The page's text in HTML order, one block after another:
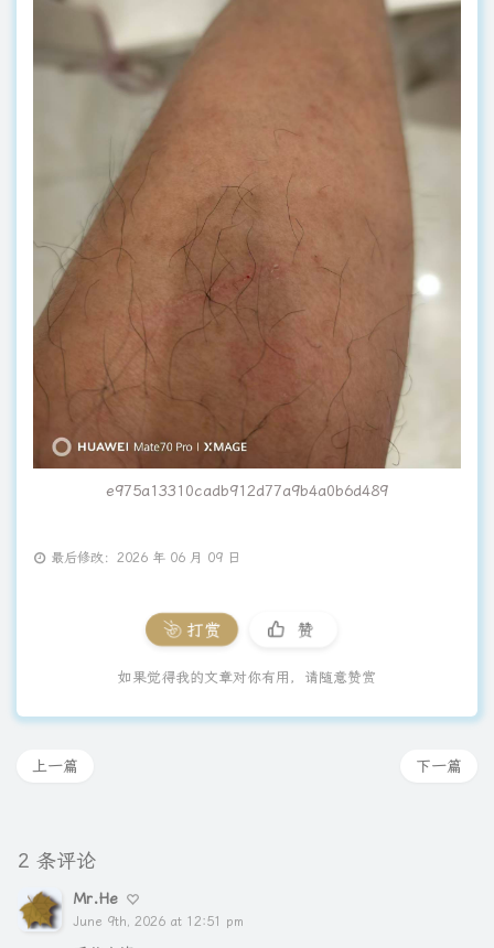
e975a13310cadb912d77a9b4a0b6d489
最后修改：2026 年 06 月 09 日
打赏 赞
如果觉得我的文章对你有用，请随意赞赏
下一篇
上一篇
2 条评论
Mr.He
June 9th, 2026 at 12:51 pm